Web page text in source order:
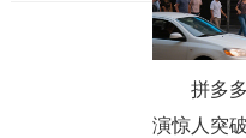
拼多多
演惊人突